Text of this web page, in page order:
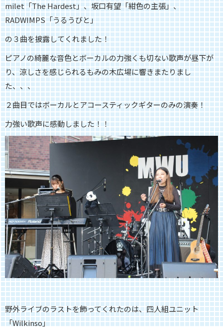
milet「The Hardest」、坂口有望「紺色の主張」、
RADWIMPS「うるうびと」
の３曲を披露してくれました！
ピアノの綺麗な音色とボーカルの力強くも切ない歌声が昼下が
り、涼しさを感じられるもみの木広場に響きまたりまし
た、、、
２曲目ではボーカルとアコースティックギターのみの演奏！
力強い歌声に感動しました！！
野外ライブのラストを飾ってくれたのは、四人組ユニット
「Wilkinso」